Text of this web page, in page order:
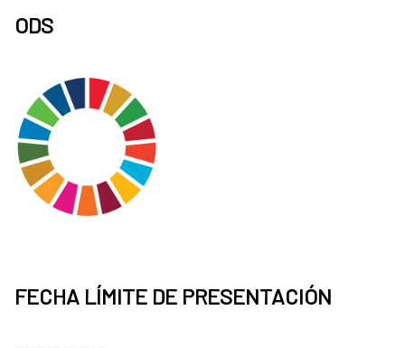
ODS
FECHA LÍMITE DE PRESENTACIÓN